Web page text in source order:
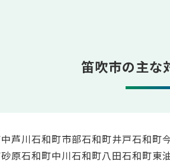
笛吹市の主な
芦川石和町市部石和町井戸石和町
原石和町中川石和町八田石和町東